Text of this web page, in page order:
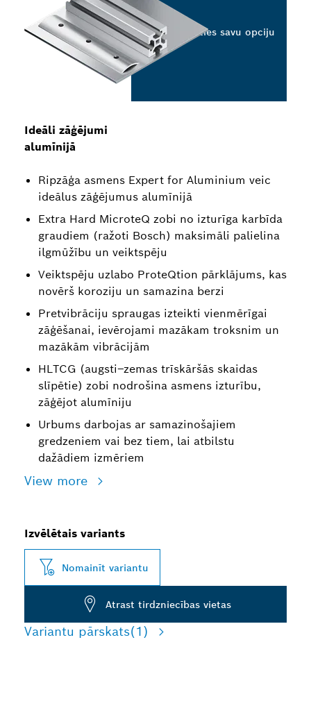
Ideāli zāģējumi
alumīnijā
Ripzāģa asmens Expert for Aluminium veic
ideālus zāģējumus alumīnijā
Extra Hard MicroteQ zobi no izturīga karbīda
graudiem (ražoti Bosch) maksimāli palielina
ilgmūžību un veiktspēju
Veiktspēju uzlabo ProteQtion pārklājums, kas
novērš koroziju un samazina berzi
Pretvibrāciju spraugas izteikti vienmērīgai
zāģēšanai, ievērojami mazākam troksnim un
mazākām vibrācijām
HLTCG (augsti–zemas trīskāršās skaidas
slīpētie) zobi nodrošina asmens izturību,
zāģējot alumīniju
Urbums darbojas ar samazinošajiem
gredzeniem vai bez tiem, lai atbilstu
dažādiem izmēriem
View more
Izvēlieties savu opciju
Izvēlētais variants
Nomainīt variantu
Atrast tirdzniecības vietas
Variantu pārskats(1)